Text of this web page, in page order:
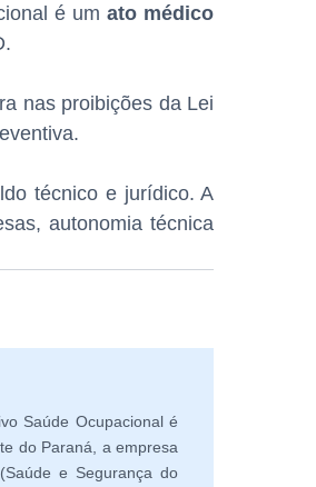
é umato médico
nas proibições da Lei
técnico e jurídico. A
autonomia técnica
Saúde Ocupacional é
do Paraná, a empresa
e Segurança do